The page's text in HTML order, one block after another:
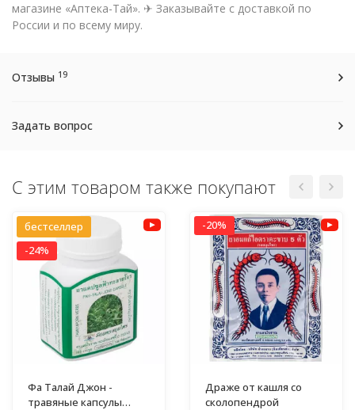
магазине «Аптека-Тай». ✈ Заказывайте с доставкой по
России и по всему миру.
Отзывы 19
Задать вопрос
С этим товаром также покупают
бестселлер
-24%
Фа Талай Джон -
травяные капсулы
-20%
Драже от кашля со
сколопендрой